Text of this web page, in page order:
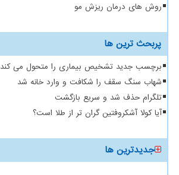
روش های درمان ریزش مو
پربحث ترین ها
برچسب جدید تشخیص بیماری را متحول می کند
شهاب سنگ سقف را شکافت و وارد خانه شد
تلگرام حذف شد و سریع بازگشت
آیا کولا آشکروفتین گران تر از طلا است؟
جدیدترین ها